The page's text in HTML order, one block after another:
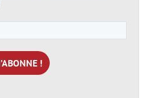
e-
mail
*